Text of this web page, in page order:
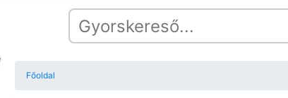
Főoldal